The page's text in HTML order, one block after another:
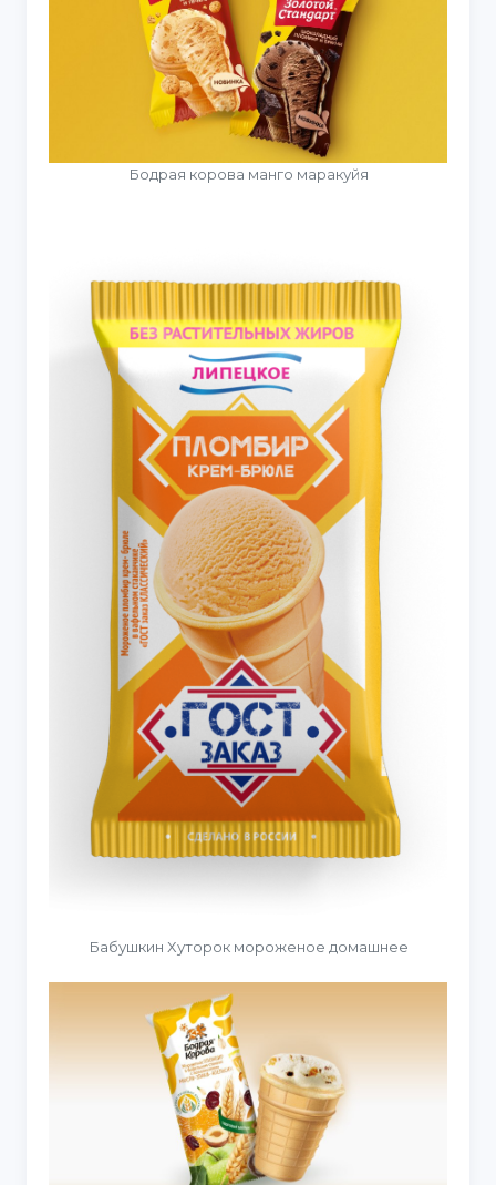
Бодрая корова манго маракуйя
Бабушкин Хуторок мороженое домашнее